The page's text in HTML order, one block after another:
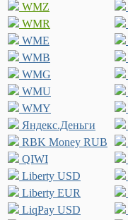
WMZ
WMR
WME
WMB
WMG
WMU
WMY
Яндекс.Деньги
RBK Money RUB
QIWI
Liberty USD
Liberty EUR
LiqPay USD